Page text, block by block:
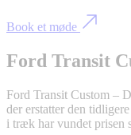
Book et møde
Ford Transit
Ford Transit Custom –
der erstatter den
i træk har vundet prisen